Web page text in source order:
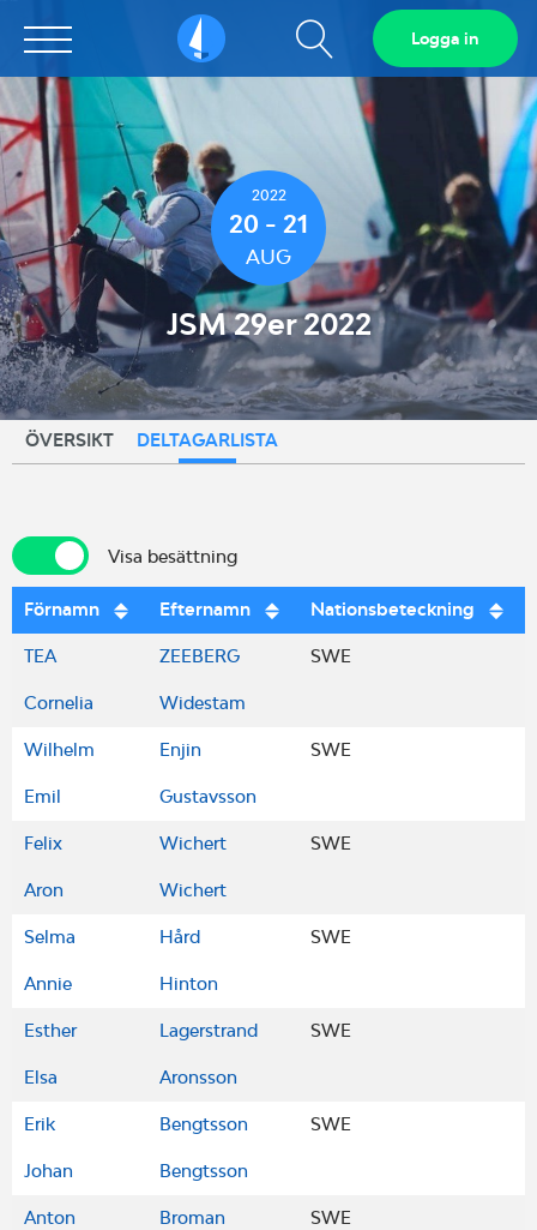
Sailarena Visa
sökfält
Logga in
2022
20 - 21
AUG
JSM 29er 2022
ÖVERSIKT DELTAGARLISTA
Visa besättningVisa besättning
Förnamn Efternamn Nationsbeteckning
TEA ZEEBERG SWE
Cornelia Widestam
Wilhelm Enjin SWE
Emil Gustavsson
Felix Wichert SWE
Aron Wichert
Selma Hård SWE
Annie Hinton
Esther Lagerstrand SWE
Elsa Aronsson
Erik Bengtsson SWE
Johan Bengtsson
Anton Broman SWE